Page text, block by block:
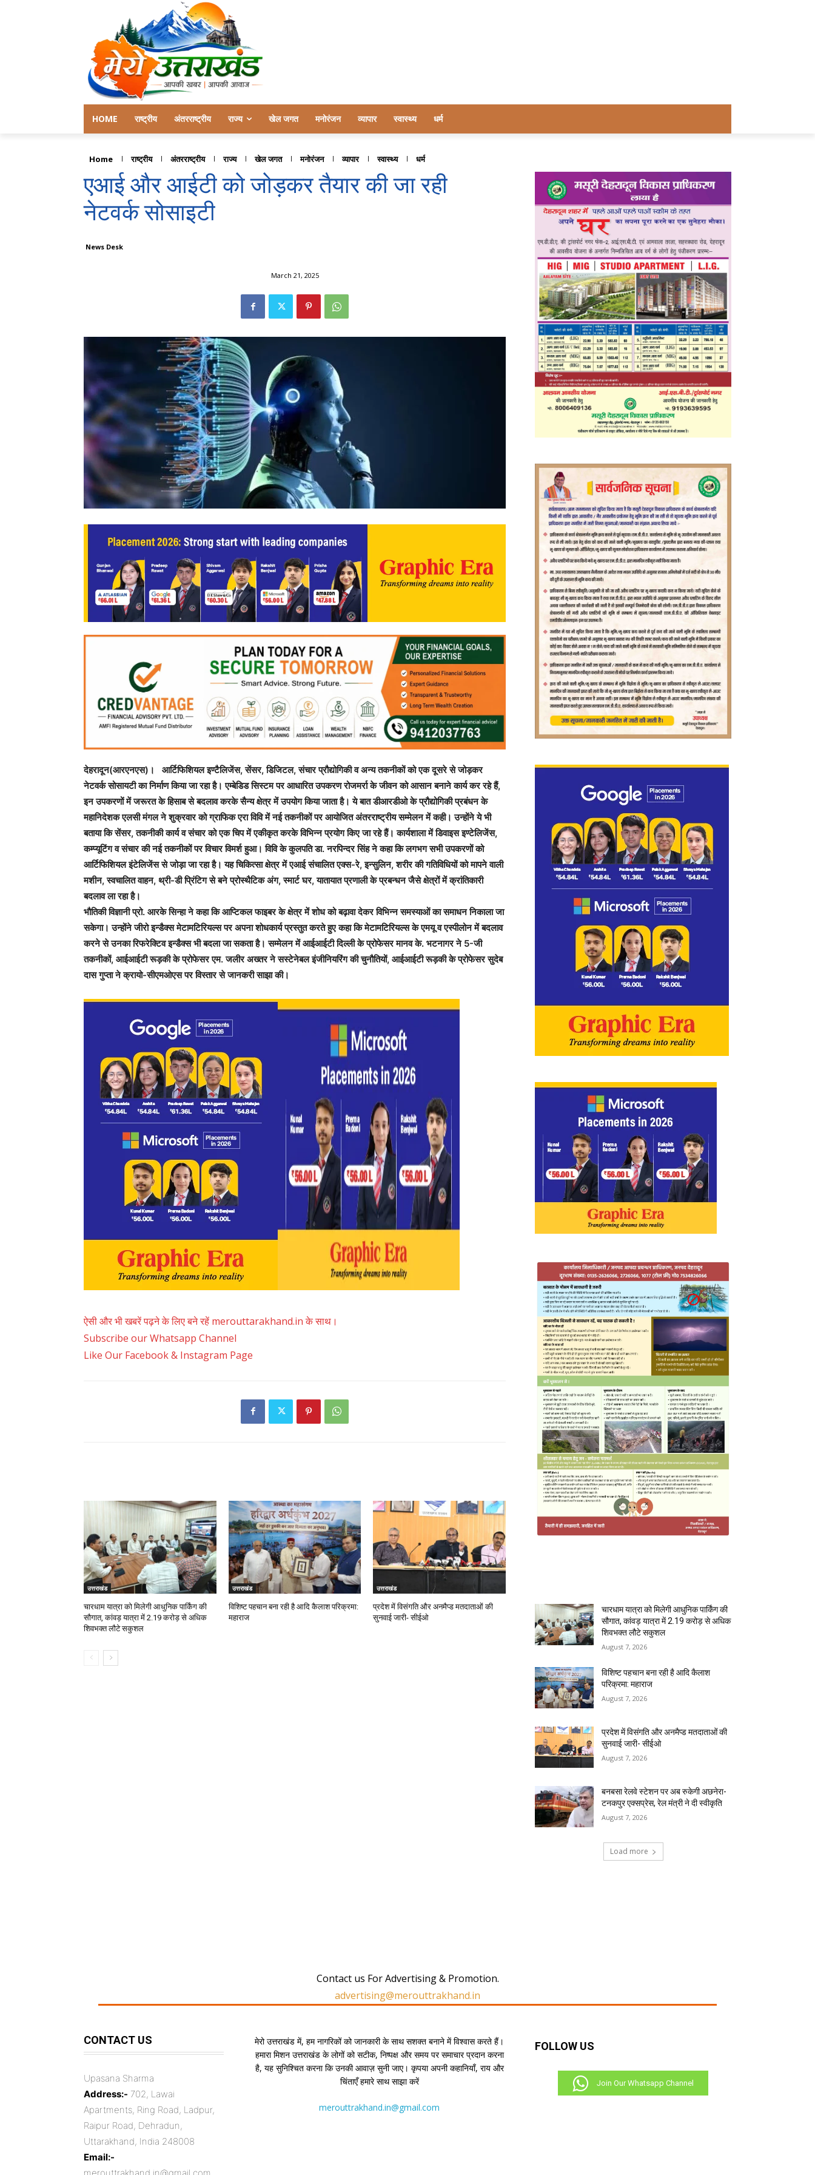
HOME राष्ट्रीय अंतरराष्ट्रीय राज्य खेल जगत मनोरंजन व्यापार स्वास्थ्य धर्म
Home राष्ट्रीय अंतरराष्ट्रीय राज्य खेल जगत मनोरंजन व्यापार स्वास्थ्य धर्म
एआई और आईटी को जोड़कर तैयार की जा रही
नेटवर्क सोसाइटी
News Desk
March 21, 2025
देहरादून(आरएनएस)। आर्टिफिशियल इण्टैलिजेंस, सेंसर, डिजिटल, संचार प्रौद्योगिकी व अन्य तकनीकों को एक दूसरे से जोड़कर
नेटवर्क सोसायटी का निर्माण किया जा रहा है। एम्बेडिड सिस्टम पर आधारित उपकरण रोजमर्रा के जीवन को आसान बनाने कार्य कर रहे हैं,
इन उपकरणों में जरूरत के हिसाब से बदलाव करके सैन्य क्षेत्र में उपयोग किया जाता है। ये बात डीआरडीओ के प्रौद्योगिकी प्रबंधन के
महानिदेशक एलसी मंगल ने शुक्रवार को ग्राफिक एरा विवि में नई तकनीकों पर आयोजित अंतरराष्ट्रीय सम्मेलन में कही। उन्होंने ये भी
बताया कि सेंसर, तकनीकी कार्य व संचार को एक चिप में एकीकृत करके विभिन्न प्रयोग किए जा रहे हैं। कार्यशाला में डिवाइस इण्टेलिजेंस,
कम्प्यूटिंग व संचार की नई तकनीकों पर विचार विमर्श हुआ। विवि के कुलपति डा. नरपिन्दर सिंह ने कहा कि लगभग सभी उपकरणों को
आर्टिफिशियल इंटेलिजेंस से जोड़ा जा रहा है। यह चिकित्सा क्षेत्र में एआई संचालित एक्स-रे, इन्सुलिन, शरीर की गतिविधियों को मापने वाली
मशीन, स्वचालित वाहन, थ्री-डी प्रिंटिग से बने प्रोस्थैटिक अंग, स्मार्ट घर, यातायात प्रणाली के प्रबन्धन जैसे क्षेत्रों में क्रांतिकारी
बदलाव ला रहा है।
भौतिकी विज्ञानी प्रो. आरके सिन्हा ने कहा कि आप्टिकल फाइबर के क्षेत्र में शोध को बढ़ावा देकर विभिन्न समस्याओं का समाधन निकाला जा
सकेगा। उन्होंने जीरो इन्डैक्स मेटामटिरियल्स पर अपना शोधकार्य प्रस्तुत करते हुए कहा कि मेटामटिरियल्स के एमयू व एस्पीलोन में बदलाव
करने से उनका रिफरेक्टिव इन्डैक्स भी बदला जा सकता है। सम्मेलन में आईआईटी दिल्ली के प्रोफेसर मानव के. भटनागर ने 5-जी
तकनीकों, आईआईटी रूड़की के प्रोफेसर एम. जलीर अख्तर ने सस्टेनेबल इंजीनियरिंग की चुनौतियों, आईआईटी रूड़की के प्रोफेसर सुदेब
दास गुप्ता ने क्रायो-सीएमओएस पर विस्तार से जानकरी साझा की।
ऐसी और भी खबरें पढ़ने के लिए बने रहें merouttarakhand.in के साथ।
Subscribe our Whatsapp Channel
Like Our Facebook & Instagram Page
उत्तराखंड
चारधाम यात्रा को मिलेगी आधुनिक पार्किंग की
सौगात, कांवड़ यात्रा में 2.19 करोड़ से अधिक
शिवभक्त लौटे सकुशल
उत्तराखंड
विशिष्ट पहचान बना रही है आदि कैलाश परिक्रमा:
महाराज
उत्तराखंड
प्रदेश में विसंगति और अनमैप्ड मतदाताओं की
सुनवाई जारी- सीईओ
चारधाम यात्रा को मिलेगी आधुनिक पार्किंग की
सौगात, कांवड़ यात्रा में 2.19 करोड़ से अधिक
शिवभक्त लौटे सकुशल
August 7, 2026
विशिष्ट पहचान बना रही है आदि कैलाश
परिक्रमा: महाराज
August 7, 2026
प्रदेश में विसंगति और अनमैप्ड मतदाताओं की
सुनवाई जारी- सीईओ
August 7, 2026
बनबसा रेलवे स्टेशन पर अब रुकेगी अछनेरा-
टनकपुर एक्सप्रेस, रेल मंत्री ने दी स्वीकृति
August 7, 2026
Load more
Contact us For Advertising & Promotion.
advertising@merouttrakhand.in
CONTACT US
Upasana Sharma
Address:- 702, Lawai
Apartments, Ring Road, Ladpur,
Raipur Road, Dehradun,
Uttarakhand, India 248008
Email:-
मेरो उत्तराखंड में, हम नागरिकों को जानकारी के साथ सशक्त बनाने में विश्वास करते हैं।
हमारा मिशन उत्तराखंड के लोगों को सटीक, निष्पक्ष और समय पर समाचार प्रदान करना
है, यह सुनिश्चित करना कि उनकी आवाज़ सुनी जाए। कृपया अपनी कहानियाँ, राय और
चिंताएँ हमारे साथ साझा करें
merouttrakhand.in@gmail.com
FOLLOW US
Join Our Whatsapp Channel